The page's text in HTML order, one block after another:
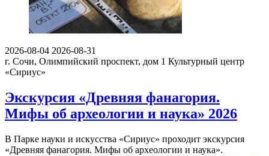
2026-08-04 2026-08-31
г. Сочи, Олимпийский проспект, дом 1 Культурный центр
«Сириус»
Экскурсия «Древняя фанагория.
Мифы об археологии и наука» 2026
В Парке науки и искусства «Сириус» проходит экскурсия
«Древняя фанагория. Мифы об археологии и наука».